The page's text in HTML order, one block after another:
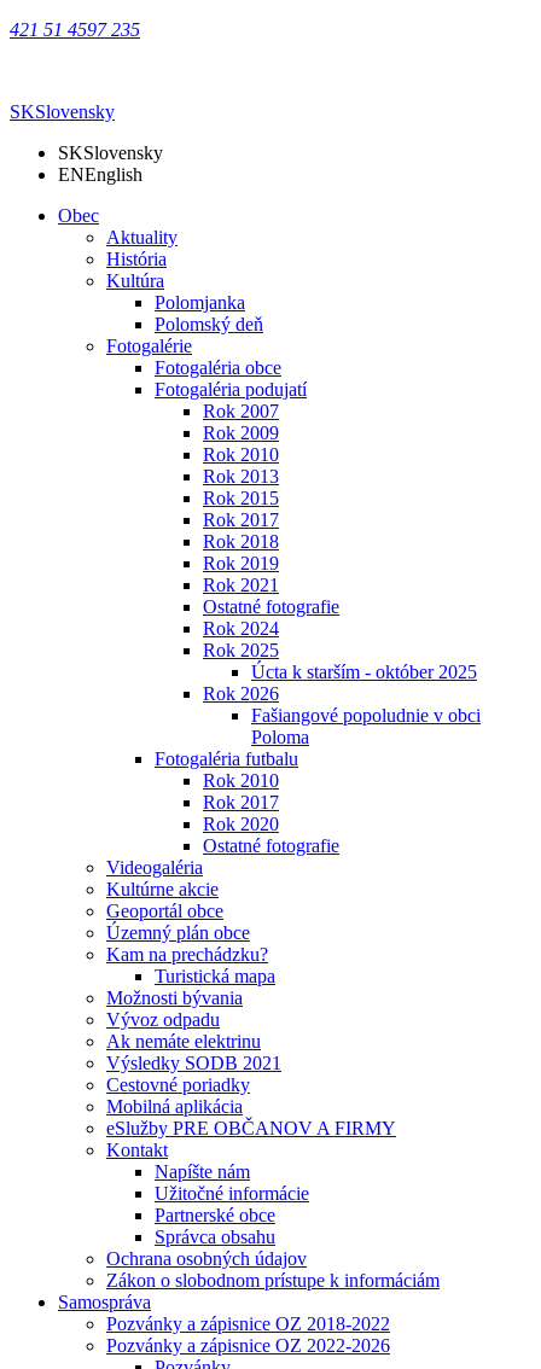
421 51 4597 235
SKSlovensky
SKSlovensky
ENEnglish
Obec
Aktuality
História
Kultúra
Polomjanka
Polomský deň
Fotogalérie
Fotogaléria obce
Fotogaléria podujatí
Rok 2007
Rok 2009
Rok 2010
Rok 2013
Rok 2015
Rok 2017
Rok 2018
Rok 2019
Rok 2021
Ostatné fotografie
Rok 2024
Rok 2025
Úcta k starším - október 2025
Rok 2026
Fašiangové popoludnie v obci
Poloma
Fotogaléria futbalu
Rok 2010
Rok 2017
Rok 2020
Ostatné fotografie
Videogaléria
Kultúrne akcie
Geoportál obce
Územný plán obce
Kam na prechádzku?
Turistická mapa
Možnosti bývania
Vývoz odpadu
Ak nemáte elektrinu
Výsledky SODB 2021
Cestovné poriadky
Mobilná aplikácia
eSlužby PRE OBČANOV A FIRMY
Kontakt
Napíšte nám
Užitočné informácie
Partnerské obce
Správca obsahu
Ochrana osobných údajov
Zákon o slobodnom prístupe k informáciám
Samospráva
Pozvánky a zápisnice OZ 2018-2022
Pozvánky a zápisnice OZ 2022-2026